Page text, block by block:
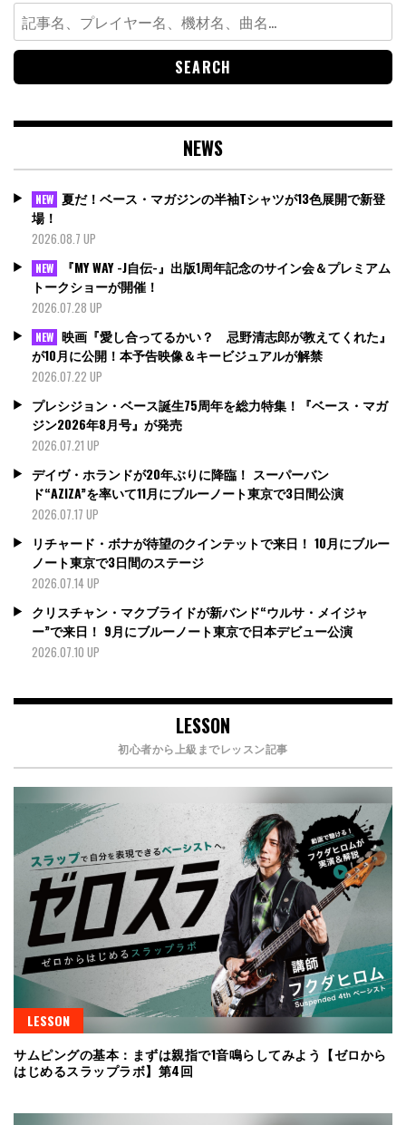
Search
for:
NEWS
NEW 夏だ！ベース・マガジンの半袖Tシャツが13色展開で新登
場！
2026.08.7 UP
NEW
『MY WAY -J自伝-』出版1周年記念のサイン会＆プレミアム
トークショーが開催！
2026.07.28 UP
NEW 映画『愛し合ってるかい？ 忌野清志郎が教えてくれた』
が10月に公開！本予告映像＆キービジュアルが解禁
2026.07.22 UP
プレシジョン・ベース誕生75周年を総力特集！『ベース・マガ
ジン2026年8月号』が発売
2026.07.21 UP
デイヴ・ホランドが20年ぶりに降臨！ スーパーバン
ド“AZIZA”を率いて11月にブルーノート東京で3日間公演
2026.07.17 UP
リチャード・ボナが待望のクインテットで来日！ 10月にブルー
ノート東京で3日間のステージ
2026.07.14 UP
クリスチャン・マクブライドが新バンド“ウルサ・メイジャ
ー”で来日！ 9月にブルーノート東京で日本デビュー公演
2026.07.10 UP
LESSON
初心者から上級までレッスン記事
LESSON
サムピングの基本：まずは親指で1音鳴らしてみよう【ゼロから
はじめるスラップラボ】第4回